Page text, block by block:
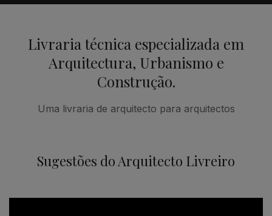
Livraria técnica especializada em
Arquitectura, Urbanismo e
Construção.
Uma livraria de arquitecto para arquitectos
Sugestões do Arquitecto Livreiro